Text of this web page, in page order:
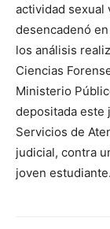
actividad sexual
desencadenó
los análisis
Ciencias
Ministerio
depositada este
Servicios de
judicial, contra
joven estudiante.